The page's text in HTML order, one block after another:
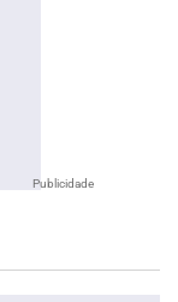
Publicidade